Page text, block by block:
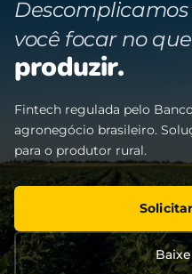
você focar no
produzir.
Fintech regulada pelo
agronegócio brasileiro.
para o produtor rural.